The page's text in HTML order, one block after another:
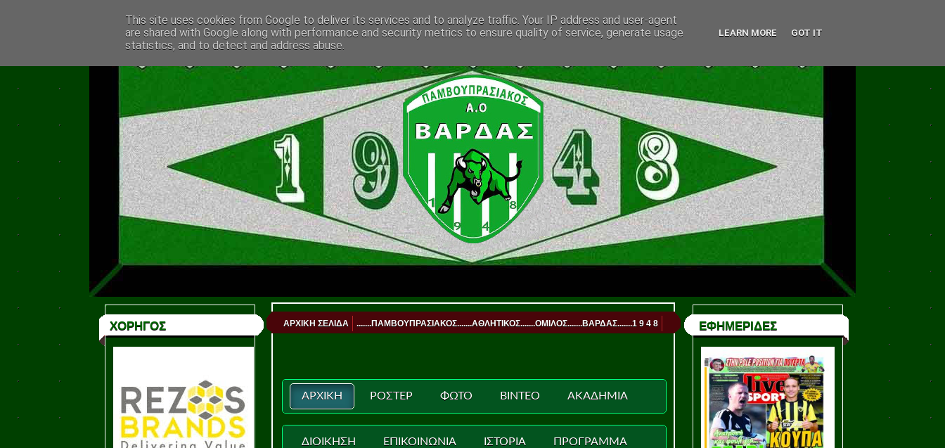
ΧΟΡΗΓΟΣ ΑΡΧΙΚΗ ΣΕΛΙΔΑ .......ΠΑΜΒΟΥΠΡΑΣΙΑΚΟΣ.......ΑΘΛΗΤΙΚΟΣ.......ΟΜΙΛΟΣ.......ΒΑΡΔΑΣ.......1 9 4 8
ΑΡΧΙΚΗ ΡΟΣΤΕΡ ΦΩΤΟ ΒΙΝΤΕΟ ΑΚΑΔΗΜΙΑ
ΔΙΟΙΚΗΣΗ ΕΠΙΚΟΙΝΩΝΙΑ ΙΣΤΟΡΙΑ ΠΡΟΓΡΑΜΜΑ
ΕΦΗΜΕΡΙΔΕΣ
This site uses cookies from Google to deliver its services and to analyze traffic. Your IP address and user-agent
are shared with Google along with performance and security metrics to ensure quality of service, generate usage
statistics, and to detect and address abuse.
LEARN MORE GOT IT